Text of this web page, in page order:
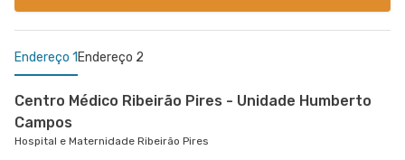
Endereço 1 Endereço 2
Centro Médico Ribeirão Pires - Unidade Humberto
Campos
Hospital e Maternidade Ribeirão Pires